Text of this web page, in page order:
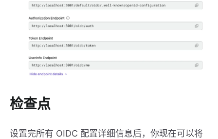
检查点
设置完所有 OIDC 配置详细信息后，你现在可以将